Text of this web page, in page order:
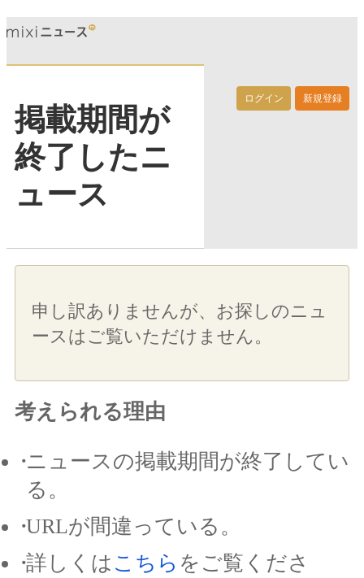
ログイン 新規登録
掲載期間が
終了したニ
ュース
申し訳ありませんが、お探しのニュ
ースはご覧いただけません。
考えられる理由
ニュースの掲載期間が終了してい
る。
URLが間違っている。
詳しくは こちら をご覧くださ